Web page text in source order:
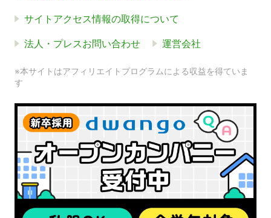
サイトアクセス情報の取得について
法人・プレスお問い合わせ 運営会社
※本サイトはアフィリエイトプログラムによる収益を得ていま
す